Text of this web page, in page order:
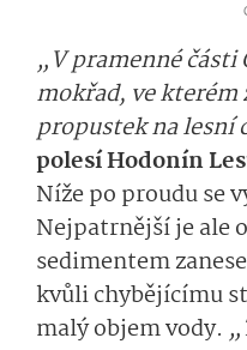
„V pramenné
mokřad, ve kterém
propustek na lesní
polesí Hodonín
Níže po proudu se
Nejpatrnější je ale
sedimentem
kvůli chybějícímu
malý objem vody.